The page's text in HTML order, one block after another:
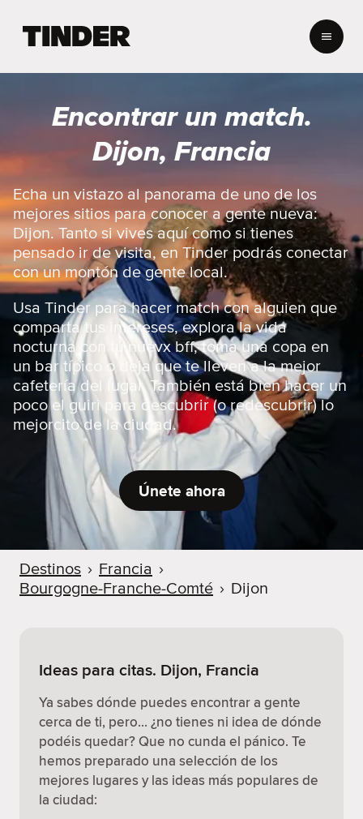
r
n
c
i
o
Encontrar un match.
Dijon, Francia
Echa un vistazo al panorama de uno de los
mejores sitios para conocer a gente nueva:
Dijon. Tanto si vives aquí como si tienes
pensado ir de visita, en Tinder podrás conectar
con un montón de gente local.
Usa Tinder para hacer match con alguien que
comparta tus intereses, explora la vida
nocturna con tu nuevx bff, toma una copa en
un bar típico o deja que te lleven a la mejor
cafetería del lugar. También está bien hacer un
poco el guiri para descubrir (o redescubrir) lo
mejorcito de la ciudad.
Únete ahora
Destinos › Francia ›
Bourgogne-Franche-Comté › Dijon
Ideas para citas. Dijon, Francia
Ya sabes dónde puedes encontrar a gente
cerca de ti, pero… ¿no tienes ni idea de dónde
podéis quedar? Que no cunda el pánico. Te
hemos preparado una selección de los
mejores lugares y las ideas más populares de
la ciudad: